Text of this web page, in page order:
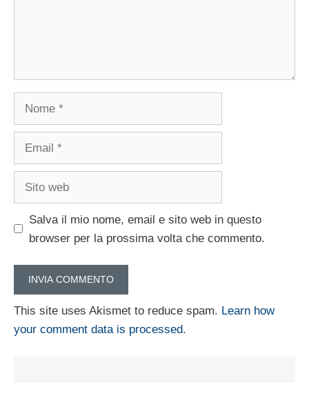
Salva il mio nome, email e sito web in questo
browser per la prossima volta che commento.
This site uses Akismet to reduce spam. Learn how
your comment data is processed.